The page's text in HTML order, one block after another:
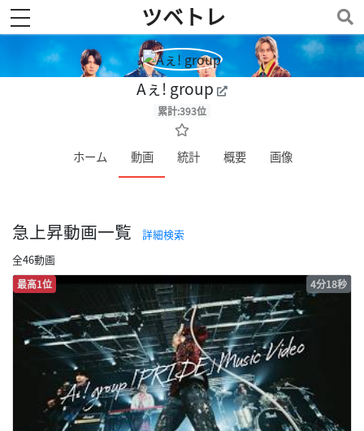
toggle navigation ツベトレ
Aぇ! group
累計:393位
ホーム 動画 統計 概要 画像
急上昇動画一覧
詳細検索
全46動画
最高1位 4分18秒